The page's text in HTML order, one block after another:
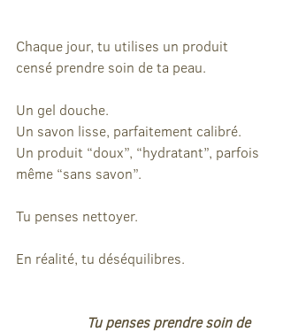
Chaque jour, tu utilises un produit
censé prendre soin de ta peau.
Un gel douche.
Un savon lisse, parfaitement calibré.
Un produit “doux”, “hydratant”, parfois
même “sans savon”.
Tu penses nettoyer.
En réalité, tu déséquilibres.